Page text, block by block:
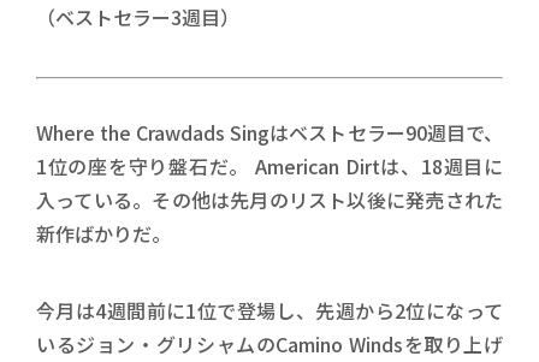
（ベストセラー3週目）
Where the Crawdads Singはベストセラー90週目で、
1位の座を守り盤石だ。 American Dirtは、18週目に
入っている。その他は先月のリスト以後に発売された
新作ばかりだ。
今月は4週間前に1位で登場し、先週から2位になって
いるジョン・グリシャムのCamino Windsを取り上げ